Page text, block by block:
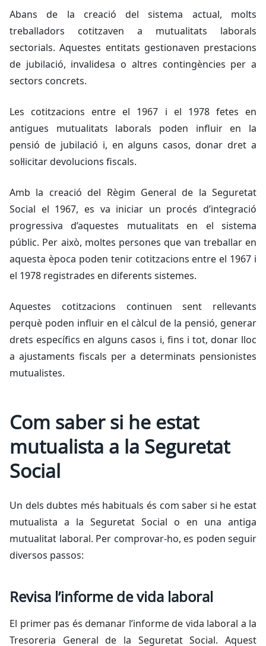
Abans de la creació del sistema actual, molts
treballadors cotitzaven a mutualitats laborals
sectorials. Aquestes entitats gestionaven prestacions
de jubilació, invalidesa o altres contingències per a
sectors concrets.
Les cotitzacions entre el 1967 i el 1978 fetes en
antigues mutualitats laborals poden influir en la
pensió de jubilació i, en alguns casos, donar dret a
sol·licitar devolucions fiscals.
Amb la creació del Règim General de la Seguretat
Social el 1967, es va iniciar un procés d’integració
progressiva d’aquestes mutualitats en el sistema
públic. Per això, moltes persones que van treballar en
aquesta època poden tenir cotitzacions entre el 1967 i
el 1978 registrades en diferents sistemes.
Aquestes cotitzacions continuen sent rellevants
perquè poden influir en el càlcul de la pensió, generar
drets específics en alguns casos i, fins i tot, donar lloc
a ajustaments fiscals per a determinats pensionistes
mutualistes.
Com saber si he estat
mutualista a la Seguretat
Social
Un dels dubtes més habituals és com saber si he estat
mutualista a la Seguretat Social o en una antiga
mutualitat laboral. Per comprovar-ho, es poden seguir
diversos passos:
Revisa l’informe de vida laboral
El primer pas és demanar l’informe de vida laboral a la
Tresoreria General de la Seguretat Social. Aquest